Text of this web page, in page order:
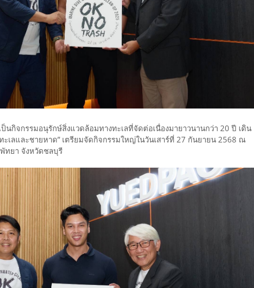
เป็นกิจกรรมอนุรักษ์สิ่งแวดล้อมทางทะเลที่จัดต่อเนื่องมายาวนานกว่า 20 ปี เดิน
เลและชายหาด” เตรียมจัดกิจกรรมใหญ่ในวันเสาร์ที่ 27 กันยายน 2568 ณ
ทยา จังหวัดชลบุรี